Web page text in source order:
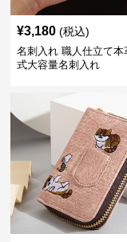
¥3,180 (税込)
名刺入れ 職人仕立て本
式大容量名刺入れ